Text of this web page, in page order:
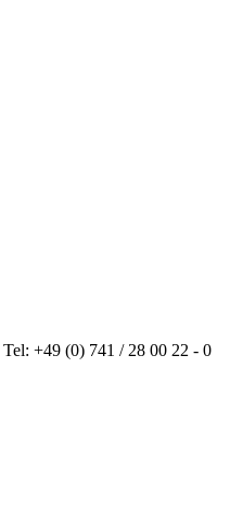
Tel: +49 (0) 741 / 28 00 22 - 0